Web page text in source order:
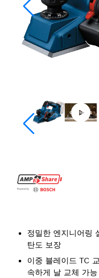
정밀한 엔지니어링
탄도 보장
이중 블레이드 TC
속하게 날 교체 가능